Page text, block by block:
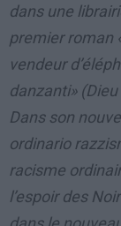
dans une
premier roman
vendeur
danzanti»
Dans son
ordinario
racisme
l’espoir des